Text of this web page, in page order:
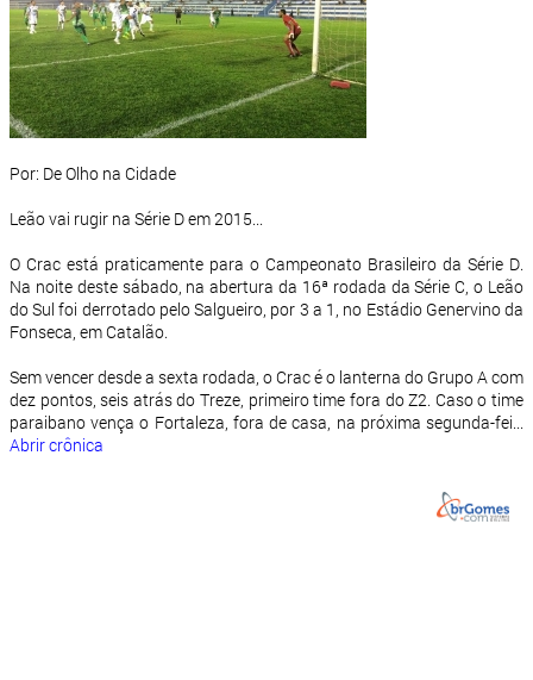
Por: De Olho na Cidade
Leão vai rugir na Série D em 2015...
O Crac está praticamente para o Campeonato Brasileiro da Série D.
Na noite deste sábado, na abertura da 16ª rodada da Série C, o Leão
do Sul foi derrotado pelo Salgueiro, por 3 a 1, no Estádio Genervino da
Fonseca, em Catalão.
Sem vencer desde a sexta rodada, o Crac é o lanterna do Grupo A com
dez pontos, seis atrás do Treze, primeiro time fora do Z2. Caso o time
paraibano vença o Fortaleza, fora de casa, na próxima segunda-fei...
Abrir crônica